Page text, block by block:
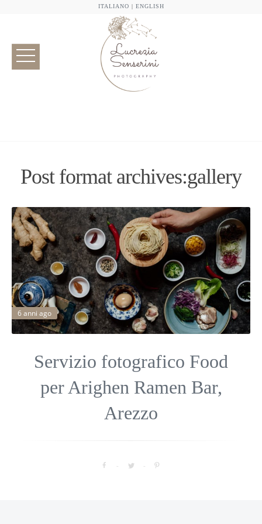
ITALIANO | ENGLISH
Post format archives:gallery
6 anni ago
Servizio fotografico Food
per Arighen Ramen Bar,
Arezzo